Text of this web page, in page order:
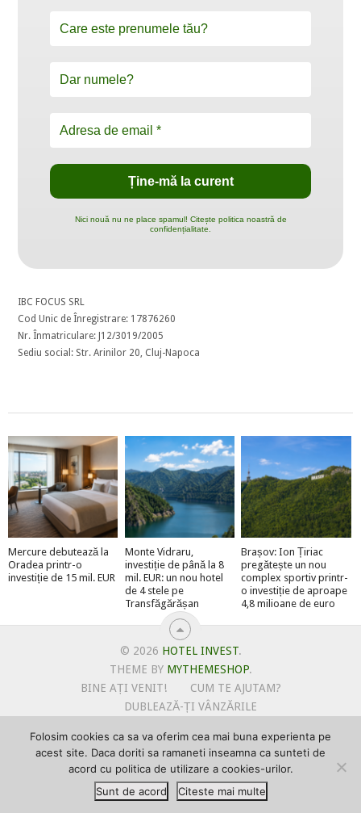
Nici nouă nu ne place spamul! Citește politica noastră de
confidențialitate.
IBC FOCUS SRL
Cod Unic de Înregistrare: 17876260
Nr. Înmatriculare: J12/3019/2005
Sediu social: Str. Arinilor 20, Cluj-Napoca
Mercure debutează la
Oradea printr-o
investiție de 15 mil. EUR
Monte Vidraru,
investiție de până la 8
mil. EUR: un nou hotel
de 4 stele pe
Transfăgărășan
Brașov: Ion Țiriac
pregătește un nou
complex sportiv printr-
o investiție de aproape
4,8 milioane de euro
© 2026 HOTEL INVEST.
THEME BY MYTHEMESHOP.
BINE AȚI VENIT!
CUM TE AJUTAM?
DUBLEAZĂ-ȚI VÂNZĂRILE
POLITICA DE UTILIZARE COOKIE-URI
PRIMEȘTI GRATUIT MEGA-CADOURI LA ABONARE
PROMOVEAZĂ-TE PE HOTELINVEST
TERMENI SI CONDITII
Folosim cookies ca sa va oferim cea mai buna experienta pe
acest site. Daca doriti sa ramaneti inseamna ca sunteti de
acord cu politica de utilizare a cookies-urilor.
Sunt de acord
Citeste mai multe